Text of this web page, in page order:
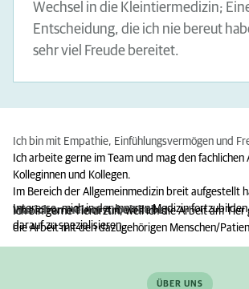
Wechsel in die Kleintiermedizin;
Entscheidung, die ich nie bereut
sehr viel Freude bereitet.
Ich bin mit Empathie, Einfühlungsvermögen und
Ich arbeite gerne im Team und mag den fachlichen
Kolleginnen und Kollegen.
Im Bereich der Allgemeinmedizin breit aufgestellt
Interesse, mich in der Inneren Medizin
darauf zu spezialisieren.
Was ich an meiner Arbeit liebe:
Ich bin gerne Tierärztin, weil ich die Arbeit am Tier
die Arbeit mit den dazugehörigen Menschen/
ÜBER UNS